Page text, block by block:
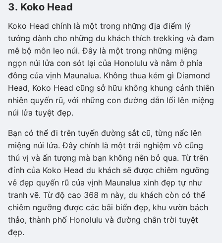
3. Koko Head
Koko Head chính là một trong những địa điểm lý
tưởng dành cho những du khách thích trekking và đam
mê bộ môn leo núi. Đây là một trong những miệng
ngọn núi lửa con sót lại của Honolulu và nằm ở phía
đông của vịnh Maunalua. Không thua kém gì Diamond
Head, Koko Head cũng sở hữu không khung cảnh thiên
nhiên quyến rũ, với những con đường dẫn lối lên miệng
núi lửa tuyệt đẹp.
Bạn có thể đi trên tuyến đường sắt cũ, từng nấc lên
miệng núi lửa. Đây chính là một trải nghiệm vô cũng
thú vị và ấn tượng mà bạn không nên bỏ qua. Từ trên
đỉnh của Koko Head du khách sẽ được chiêm ngưỡng
vẻ đẹp quyến rũ của vịnh Maunalua xinh đẹp tự như
tranh vẽ. Từ độ cao 368 m này, du khách còn có thể
chiêm ngưỡng được các bãi biển đẹp, khu vườn bách
thảo, thành phố Honolulu và đường chân trời tuyệt
đẹp.